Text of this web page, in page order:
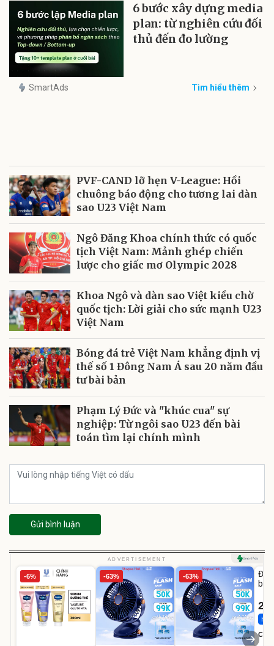
6 bước xây dựng media
plan: từ nghiên cứu đối
thủ đến đo lường
SmartAds Tìm hiểu thêm
PVF-CAND lỡ hẹn V-League: Hồi
chuông báo động cho tương lai dàn
sao U23 Việt Nam
Ngô Đăng Khoa chính thức có quốc
tịch Việt Nam: Mảnh ghép chiến
lược cho giấc mơ Olympic 2028
Khoa Ngô và dàn sao Việt kiều chờ
quốc tịch: Lời giải cho sức mạnh U23
Việt Nam
Bóng đá trẻ Việt Nam khẳng định vị
thế số 1 Đông Nam Á sau 20 năm đầu
tư bài bản
Phạm Lý Đức và "khúc cua" sự
nghiệp: Từ ngôi sao U23 đến bài
toán tìm lại chính mình
Gửi bình luận
ADVERTISEMENT
-6% -63% -63%
Đai
bé
Hot